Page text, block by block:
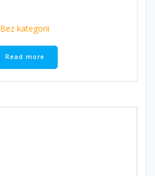
Bez kategorii
Read more